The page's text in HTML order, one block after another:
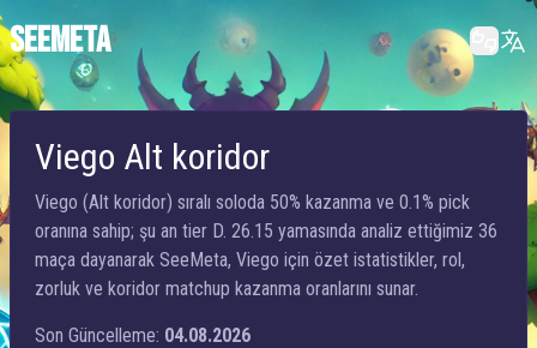
SEEMETA
Viego Alt koridor
Viego (Alt koridor) sıralı soloda 50% kazanma ve 0.1% pick
oranına sahip; şu an tier D. 26.15 yamasında analiz ettiğimiz 36
maça dayanarak SeeMeta, Viego için özet istatistikler, rol,
zorluk ve koridor matchup kazanma oranlarını sunar.
Son Güncelleme: 04.08.2026